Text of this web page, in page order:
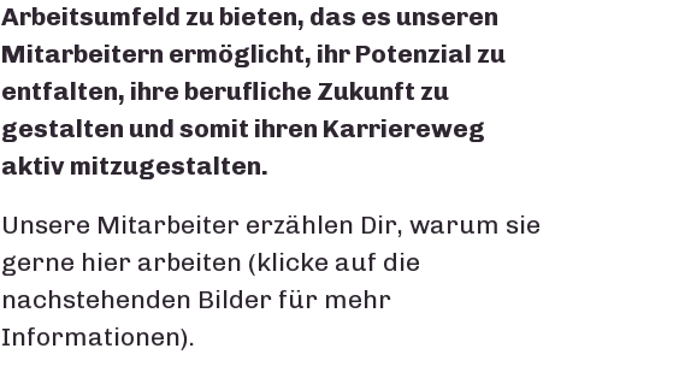
Arbeitsumfeld zu bieten, das es unseren
Mitarbeitern ermöglicht, ihr Potenzial zu
entfalten, ihre berufliche Zukunft zu
gestalten und somit ihren Karriereweg
aktiv mitzugestalten.
Unsere Mitarbeiter erzählen Dir, warum sie
gerne hier arbeiten (klicke auf die
nachstehenden Bilder für mehr
Informationen).